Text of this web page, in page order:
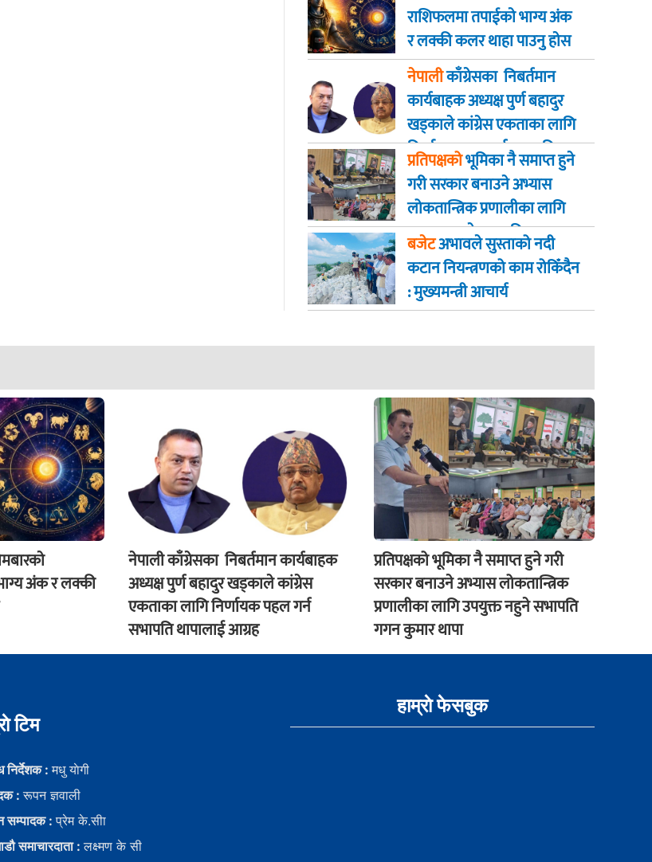
राशिफलमा तपाईकाे भाग्य अंक
र लक्की कलर थाहा पाउनु हाेस
नेपालीकाँग्रेसका निबर्तमान
कार्यबाहक अध्यक्ष पुर्ण बहादुर
खड्काले कांग्रेस एकताका लागि
निर्णायक पहल गर्न सभापति
थापालाई आग्रह
प्रतिपक्षकोभूमिका नै समाप्त हुने
गरी सरकार बनाउने अभ्यास
लोकतान्त्रिक प्रणालीका लागि
उपयुक्त नहुने सभापति गगन
कुमार थापा
बजेटअभावले सुस्ताको नदी
कटान नियन्त्रणको काम रोकिँदैन
: मुख्यमन्त्री आचार्य
अंक र लक्की
नेपाली काँग्रेसका निबर्तमान कार्यबाहक
अध्यक्ष पुर्ण बहादुर खड्काले कांग्रेस
एकताका लागि निर्णायक पहल गर्न
सभापति थापालाई आग्रह
प्रतिपक्षको भूमिका नै समाप्त हुने गरी
सरकार बनाउने अभ्यास लोकतान्त्रिक
प्रणालीका लागि उपयुक्त नहुने सभापति
गगन कुमार थापा
टिम
निर्देशक :मधु याेगी
:रूपन ज्ञवाली
सम्पादक :प्रेम के.सीा
समाचारदाता :लक्ष्मण के सी
हाम्राे फेसबुक